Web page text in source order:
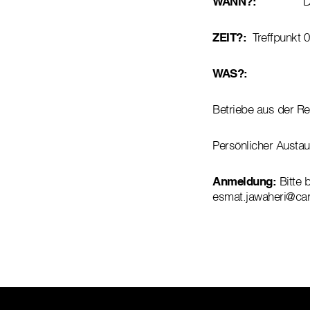
ZEIT?: Treffpunkt
WAS?:
Betriebe aus der
Persönlicher
Anmeldung: Bitte